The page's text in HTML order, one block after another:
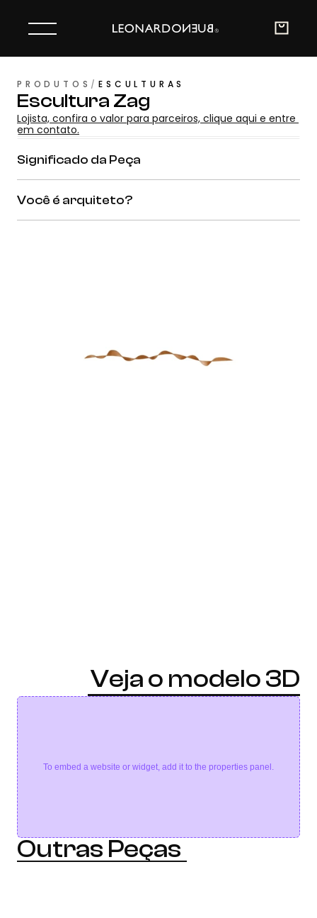
PRODUTOS /ESCULTURAS
Escultura Zag
Lojista, confira o valor para parceiros, clique aqui e entre
em contato.
Significado da Peça
Você é arquiteto?
Veja o modelo 3D
To embed a website or widget, add it to the properties panel.
Outras Peças